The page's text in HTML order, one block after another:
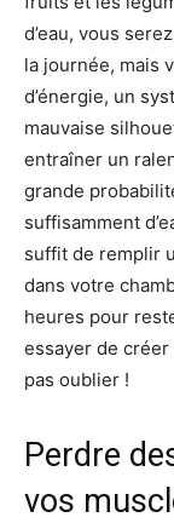
d’eau, vous
la journée, mais
d’énergie, un
mauvaise
entraîner un
grande
suffisamment
suffit de remplir
dans votre
heures pour
essayer de
pas oublier !
Perdre
vos